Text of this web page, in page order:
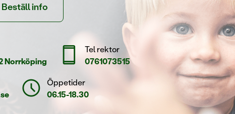
Beställ info
Norrköping
smartphone
Tel rektor
0761073515
schedule
Öppetider
06.15-18.30